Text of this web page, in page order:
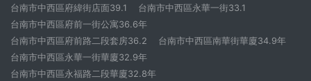
台南市中西區府緯街店面39.1
台南市中西區永華一街33.1
台南市中西區府前一街公寓36.6年
台南市中西區府前路二段套房36.2
台南市中西區南華街華廈34.9年
台南市中西區永華一街華廈32.9年
台南市中西區永福路二段華廈32.8年